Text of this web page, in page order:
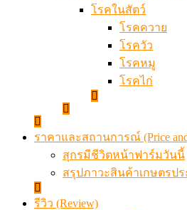
โรคในสัตว์
โรคควาย
โรควัว
โรคหมู
โรคไก่
ราคาและสถานการณ์ (Price
สุกรมีชีวิตหน้าฟาร์มวันนี้
สรุปภาวะสินค้าเกษตรป
รีวิว (Review)